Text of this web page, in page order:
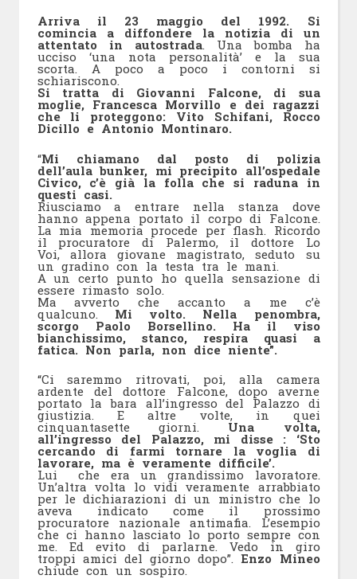
Arriva il 23 maggio del 1992. Si
comincia a diffondere la notizia di un
attentato in autostrada. Una bomba ha
ucciso ‘una nota personalità’ e la sua
scorta. A poco a poco i contorni si
schiariscono.
Si tratta di Giovanni Falcone, di sua
moglie, Francesca Morvillo e dei ragazzi
che li proteggono: Vito Schifani, Rocco
Dicillo e Antonio Montinaro.
“Mi chiamano dal posto di polizia
dell’aula bunker, mi precipito all’ospedale
Civico, c’è già la folla che si raduna in
questi casi.
Riusciamo a entrare nella stanza dove
hanno appena portato il corpo di Falcone.
La mia memoria procede per flash. Ricordo
il procuratore di Palermo, il dottore Lo
Voi, allora giovane magistrato, seduto su
un gradino con la testa tra le mani.
A un certo punto ho quella sensazione di
essere rimasto solo.
Ma avverto che accanto a me c’è
qualcuno. Mi volto. Nella penombra,
scorgo Paolo Borsellino. Ha il viso
bianchissimo, stanco, respira quasi a
fatica. Non parla, non dice niente”.
“Ci saremmo ritrovati, poi, alla camera
ardente del dottore Falcone, dopo averne
portato la bara all’ingresso del Palazzo di
giustizia. E altre volte, in quei
cinquantasette giorni. Una volta,
all’ingresso del Palazzo, mi disse : ‘Sto
cercando di farmi tornare la voglia di
lavorare, ma è veramente difficile’.
Lui che era un grandissimo lavoratore.
Un’altra volta lo vidi veramente arrabbiato
per le dichiarazioni di un ministro che lo
aveva indicato come il prossimo
procuratore nazionale antimafia. L’esempio
che ci hanno lasciato lo porto sempre con
me. Ed evito di parlarne. Vedo in giro
troppi amici del giorno dopo”.Enzo Mineo
chiude con un sospiro.